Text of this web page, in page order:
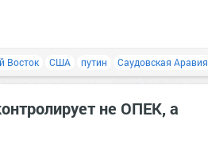
Восток США путин Саудовская Аравия
не ОПЕК, а